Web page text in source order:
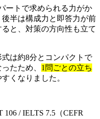
ートで求められる力がか
半は構成力と即答力が前
と、対策の方向性も立て
式は約8分とコンパクトで
たため、 1問ごとの立ち
くなりました。
/ IELTS 7.5（CEFR